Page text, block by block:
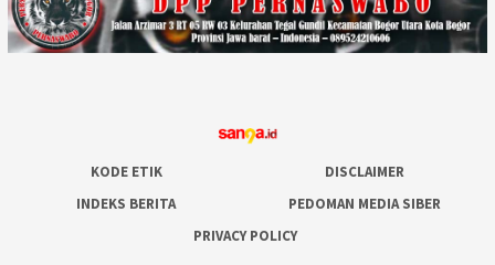
KODE ETIK
DISCLAIMER
INDEKS BERITA
PEDOMAN MEDIA SIBER
PRIVACY POLICY